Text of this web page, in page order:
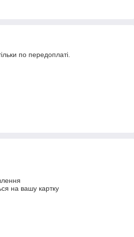
по передоплаті.
на вашу картку